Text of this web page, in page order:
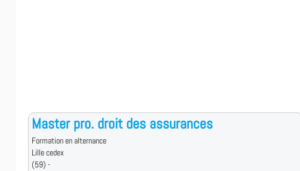
Master pro. droit des assurances
Formation en alternance
Lille cedex
(59) -